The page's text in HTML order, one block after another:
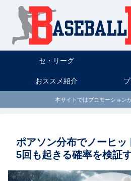
セ・リーグ
おススメ紹介
本サイトではプロモーション
ポアソン分布でノーヒッ
5回も起きる確率を検証